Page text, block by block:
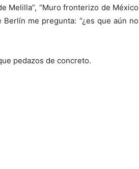
Melilla”, “Muro fronterizo de México
me pregunta: “¿es que aún no
pedazos de concreto.